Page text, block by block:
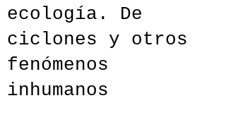
ecología. De
ciclones y otros
fenómenos
inhumanos